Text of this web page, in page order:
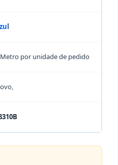
por unidade de pedido